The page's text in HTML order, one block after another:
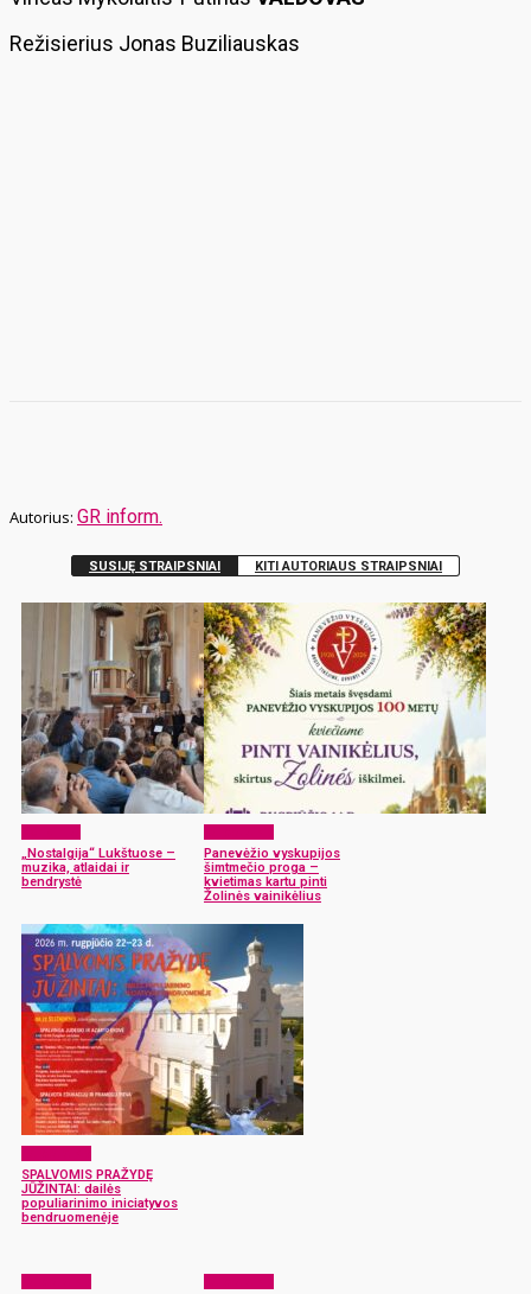
Režisierius Jonas Buziliauskas
GR inform.
SUSIJĘ STRAIPSNIAI KITI AUTORIAUS STRAIPSNIAI
„Nostalgija“ Lukštuose –
muzika, atlaidai ir
bendrystė
Panevėžio vyskupijos
šimtmečio proga –
kvietimas kartu pinti
Žolinės vainikėlius
SPALVOMIS PRAŽYDĘ
JŪŽINTAI: dailės
populiarinimo iniciatyvos
bendruomenėje